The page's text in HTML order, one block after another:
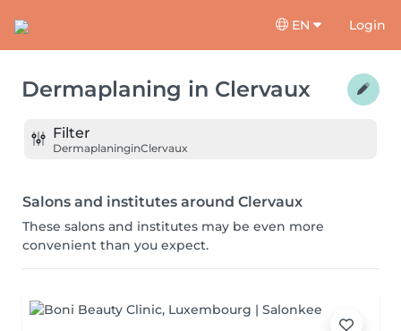
EN Login
Dermaplaning in Clervaux
Filter
DermaplaninginClervaux
Salons and institutes around Clervaux
These salons and institutes may be even more
convenient than you expect.